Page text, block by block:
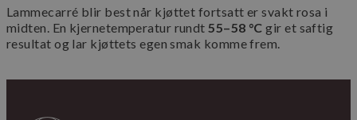
Lammecarré blir best når kjøttet fortsatt er svakt rosa i
midten. En kjernetemperatur rundt55–58 °C gir et saftig
resultat og lar kjøttets egen smak komme frem.
Googles
personvernregler